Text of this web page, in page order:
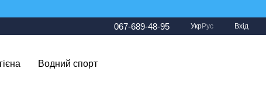
067-689-48-95 УкрРус Вхід
Водний спорт